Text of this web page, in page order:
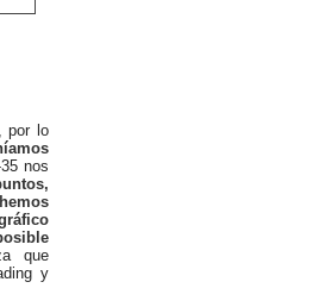
por lo
nos
que
y